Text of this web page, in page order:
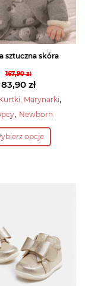
sztuczna skóra
167,90zł
Pierwotna
cena
wynosiła:
83,90 zł
Aktualna
cena
83,90 zł.
Marynarki,
, Newborn
opcje
Ten
produkt
wybrać
na
stronie
produktu